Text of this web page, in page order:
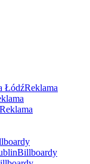
ŁódźReklama
Reklama
Billboardy